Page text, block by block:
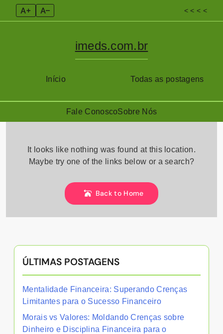
A+ A– < < < <
Início
imeds.com.br
Todas as postagens
Fale ConoscoSobre Nós
It looks like nothing was found at this location.
Maybe try one of the links below or a search?
Back to Home
ÚLTIMAS POSTAGENS
Mentalidade Financeira: Superando Crenças
Limitantes para o Sucesso Financeiro
Morais vs Valores: Moldando Crenças sobre
Dinheiro e Disciplina Financeira para o